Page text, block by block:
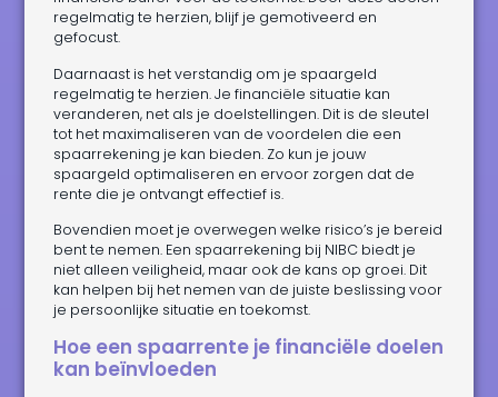
regelmatig te herzien, blijf je gemotiveerd en
gefocust.
Daarnaast is het verstandig om je spaargeld
regelmatig te herzien. Je financiële situatie kan
veranderen, net als je doelstellingen. Dit is de sleutel
tot het maximaliseren van de voordelen die een
spaarrekening je kan bieden. Zo kun je jouw
spaargeld optimaliseren en ervoor zorgen dat de
rente die je ontvangt effectief is.
Bovendien moet je overwegen welke risico’s je bereid
bent te nemen. Een spaarrekening bij NIBC biedt je
niet alleen veiligheid, maar ook de kans op groei. Dit
kan helpen bij het nemen van de juiste beslissing voor
je persoonlijke situatie en toekomst.
Hoe een spaarrente je financiële doelen
kan beïnvloeden